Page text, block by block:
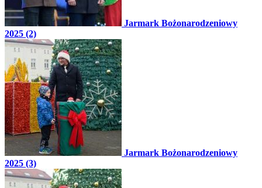
Jarmark Bożonarodzeniowy
2025 (2)
Jarmark Bożonarodzeniowy
2025 (3)